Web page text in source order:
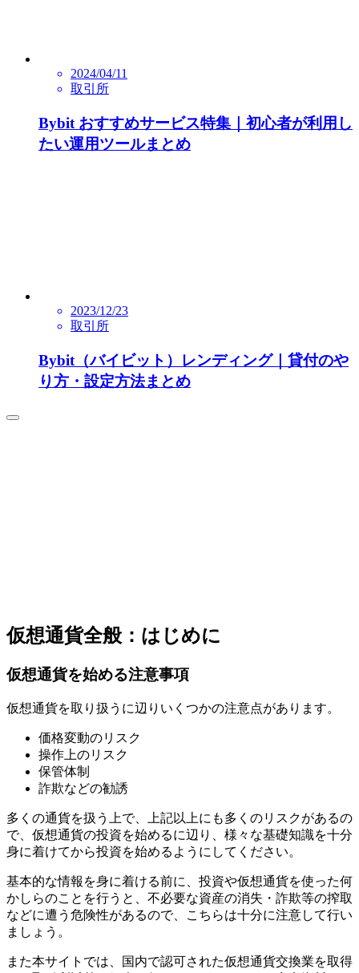
2024/04/11
取引所
Bybit おすすめサービス特集｜初心者が利用し
たい運用ツールまとめ
2023/12/23
取引所
Bybit（バイビット）レンディング｜貸付のや
り方・設定方法まとめ
仮想通貨全般：はじめに
仮想通貨を始める注意事項
仮想通貨を取り扱うに辺りいくつかの注意点があります。
価格変動のリスク
操作上のリスク
保管体制
詐欺などの勧誘
多くの通貨を扱う上で、上記以上にも多くのリスクがあるの
で、仮想通貨の投資を始めるに辺り、様々な基礎知識を十分
身に着けてから投資を始めるようにしてください。
基本的な情報を身に着ける前に、投資や仮想通貨を使った何
かしらのことを行うと、不必要な資産の消失・詐欺等の搾取
などに遭う危険性があるので、こちらは十分に注意して行い
ましょう。
また本サイトでは、国内で認可された仮想通貨交換業を取得